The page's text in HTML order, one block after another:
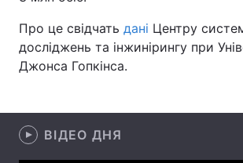
Головна
Україна Політика
Економіка
Спорт Наука
Техно і зв'язок
Про це свідчать дані Центру
досліджень та інжинірингу при
Джонса Гопкінса.
ВІДЕО ДНЯ